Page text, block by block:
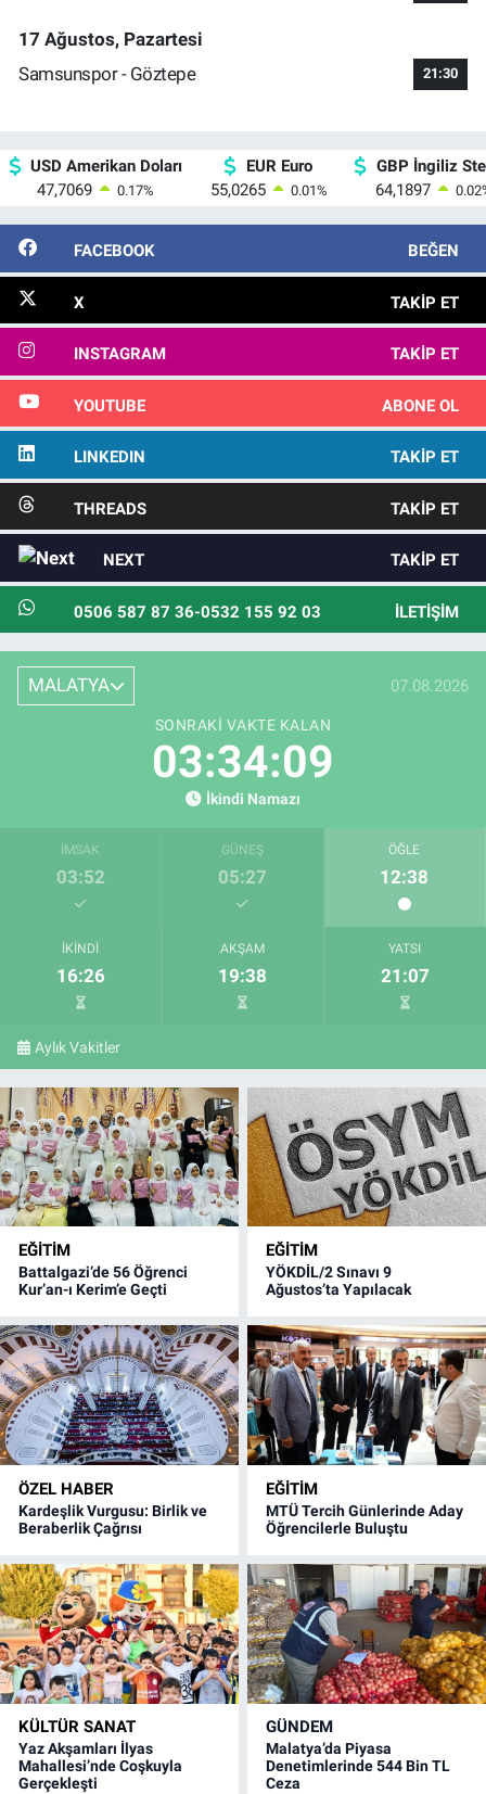
17 Ağustos, Pazartesi
Samsunspor - Göztepe
21:30
USD Amerikan Doları
47,7069
0.17%
EUR Euro
55,0265
0.01%
GBP İngiliz
64,1897
0.02
FACEBOOK BEĞEN
X TAKIP ET
INSTAGRAM TAKIP ET
YOUTUBE ABONE OL
LINKEDIN TAKIP ET
THREADS TAKIP ET
NEXT TAKIP ET
0506 587 87 36-0532 155 92 03 İLETIŞIM
MALATYA 07.08.2026
SONRAKI VAKTE KALAN
03:34:07
İkindi Namazı
İMSAK
03:52
GÜNEŞ
05:27
ÖĞLE
12:38
İKINDI
16:26
AKŞAM
19:38
YATSI
21:07
Aylık Vakitler
EĞITIM
Battalgazi’de 56 Öğrenci
Kur’an-ı Kerim’e Geçti
EĞITIM
YÖKDİL/2 Sınavı 9
Ağustos’ta Yapılacak
ÖZEL HABER
Kardeşlik Vurgusu: Birlik ve
Beraberlik Çağrısı
EĞITIM
MTÜ Tercih Günlerinde Aday
Öğrencilerle Buluştu
KÜLTÜR SANAT
Yaz Akşamları İlyas
Mahallesi’nde Coşkuyla
Gerçekleşti
GÜNDEM
Malatya’da Piyasa
Denetimlerinde 544 Bin TL
Ceza